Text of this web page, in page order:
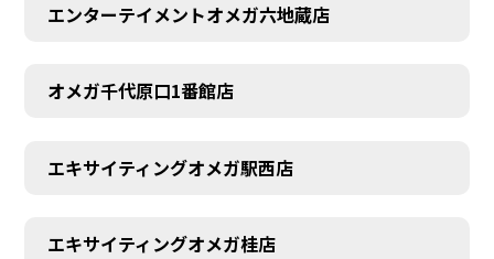
エンターテイメントオメガ六地蔵店
オメガ千代原口1番館店
エキサイティングオメガ駅西店
エキサイティングオメガ桂店